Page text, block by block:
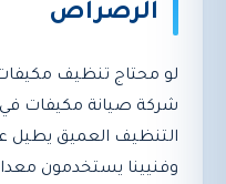
الرصراص
لو محتاج تنظيف
شركة صيانة مكيفات في
التنظيف العميق يطيل
وفنيينا يستخدمون